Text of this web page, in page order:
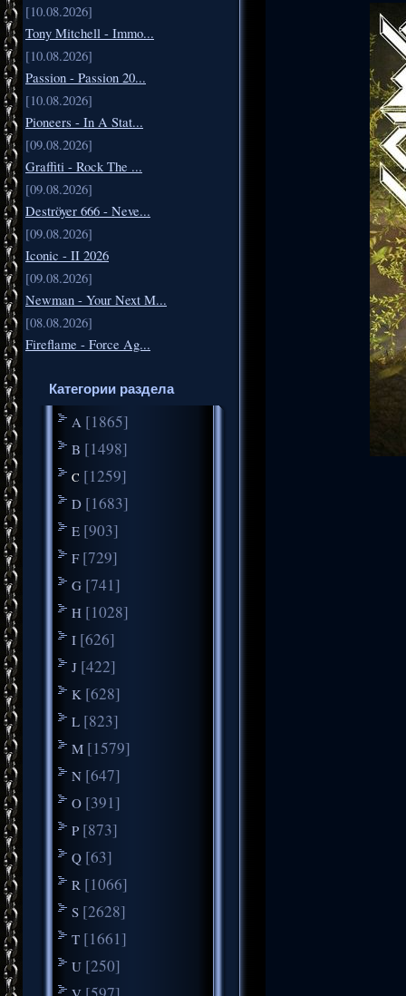
[10.08.2026]
Tony Mitchell - Immo...
[10.08.2026]
Passion - Passion 20...
[10.08.2026]
Pioneers - In A Stat...
[09.08.2026]
Graffiti - Rock The ...
[09.08.2026]
Deströyer 666 - Neve...
[09.08.2026]
Iconic - II 2026
[09.08.2026]
Newman - Your Next M...
[08.08.2026]
Fireflame - Force Ag...
Категории раздела
A [1865]
B [1498]
C [1259]
D [1683]
E [903]
F [729]
G [741]
H [1028]
I [626]
J [422]
K [628]
L [823]
M [1579]
N [647]
O [391]
P [873]
Q [63]
R [1066]
S [2628]
T [1661]
U [250]